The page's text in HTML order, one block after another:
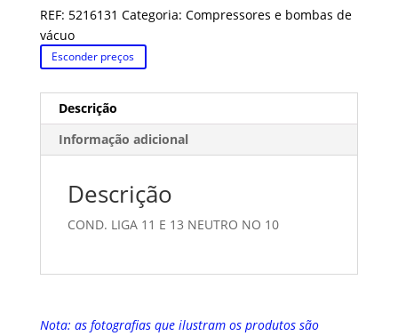
REF: 5216131 Categoria: Compressores e bombas de
vácuo
Esconder preços
Descrição
Informação adicional
Descrição
COND. LIGA 11 E 13 NEUTRO NO 10
Nota: as fotografias que ilustram os produtos são